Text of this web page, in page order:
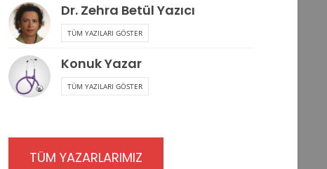
Dr. Zehra Betül Yazıcı
TÜM YAZILARI GÖSTER
Konuk Yazar
TÜM YAZILARI GÖSTER
TÜM YAZARLARIMIZ